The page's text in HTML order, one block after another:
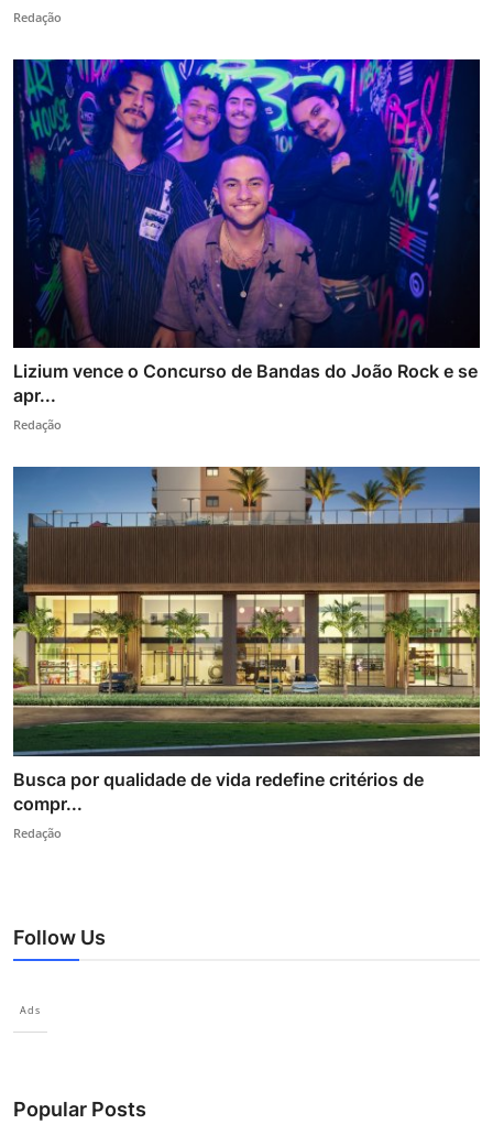
Redação
Lizium vence o Concurso de Bandas do João Rock e se
apr...
Redação
Busca por qualidade de vida redefine critérios de
compr...
Redação
Follow Us
Ads
Popular Posts